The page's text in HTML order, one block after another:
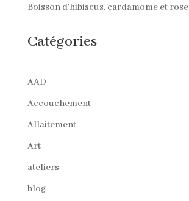
Boisson d’hibiscus, cardamome et rose
Catégories
AAD
Accouchement
Allaitement
Art
ateliers
blog